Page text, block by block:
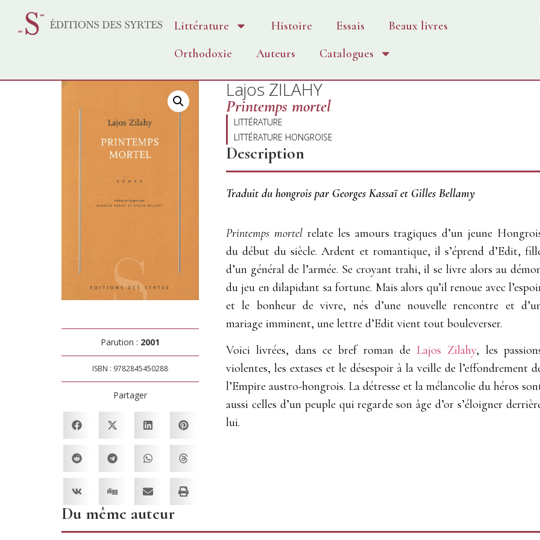
Littérature Histoire Essais
Beaux livres
Orthodoxie
Auteurs Catalogues
Parution : 2001
ISBN : 9782845450288
Partager
Lajos ZILAHY
Printemps mortel
LITTÉRATURE
LITTÉRATURE HONGROISE
Description
Traduit du hongrois par Georges Kassaï et Gilles Bellamy
Printemps mortelrelate les amours tragiques d’un jeune
du début du siècle. Ardent et romantique, il s’éprend d’Edit,
d’un général de l’armée. Se croyant trahi, il se livre alors au
du jeu en dilapidant sa fortune. Mais alors qu’il renoue avec
et le bonheur de vivre, nés d’une nouvelle rencontre et
mariage imminent, une lettre d’Edit vient tout bouleverser.
Voici livrées, dans ce bref roman de Lajos Zilahy, les
violentes, les extases et le désespoir à la veille de l’effondrement
l’Empire austro-hongrois. La détresse et la mélancolie du héros
aussi celles d’un peuple qui regarde son âge d’or s’éloigner
lui.
Du même auteur